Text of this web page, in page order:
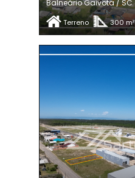
Balneário Gaivota / SC
Terreno 300 m²